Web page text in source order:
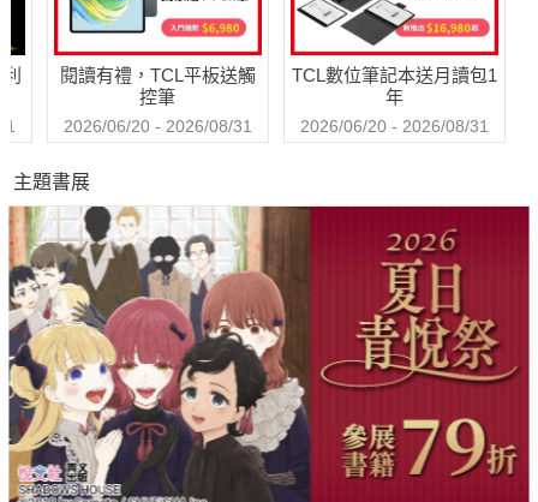
▎關於人與人
大海、職業、貧窮，這些都看似阻隔，但是真正的阻隔是人的自
我封閉和不願意與人接觸。每個人都像一個無線的圓形球體，在
▎關於教條與儀式的權威
因此，我們不應該對宗教在過去漫長歷史的發展抱著太大的敬畏
之心，因為其中存在著許多過去1,600年或是1,700年殘存下來的
謬誤。在當代，我們應該將之視為完全獨立於宗教的儀式與禮拜
方式之外。我們不應該盲從過去的傳統，而應該認真甄別這是對
是錯。也許，這是關於那些具有相對或是絕對真理的信條貌似合
理的陳述了。
▎關於看待宗教本身
如果人類的愚蠢成分必須要面對謊言的話，如果所謂的真理只是
與誤解
閱讀有禮，TCL平板送觸
控筆
2026/06/20 - 2026/08/31
TCL數位筆記本送月讀包1
年
2026/06/20 - 2026/08/31
主題書展